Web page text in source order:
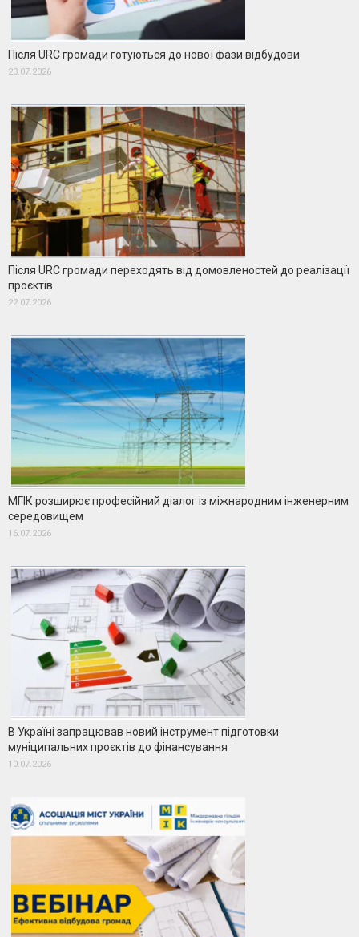
Після URC громади готуються до нової фази відбудови
23.07.2026
Після URC громади переходять від домовленостей до реалізації
проєктів
22.07.2026
МГІК розширює професійний діалог із міжнародним інженерним
середовищем
16.07.2026
В Україні запрацював новий інструмент підготовки
муніципальних проєктів до фінансування
10.07.2026